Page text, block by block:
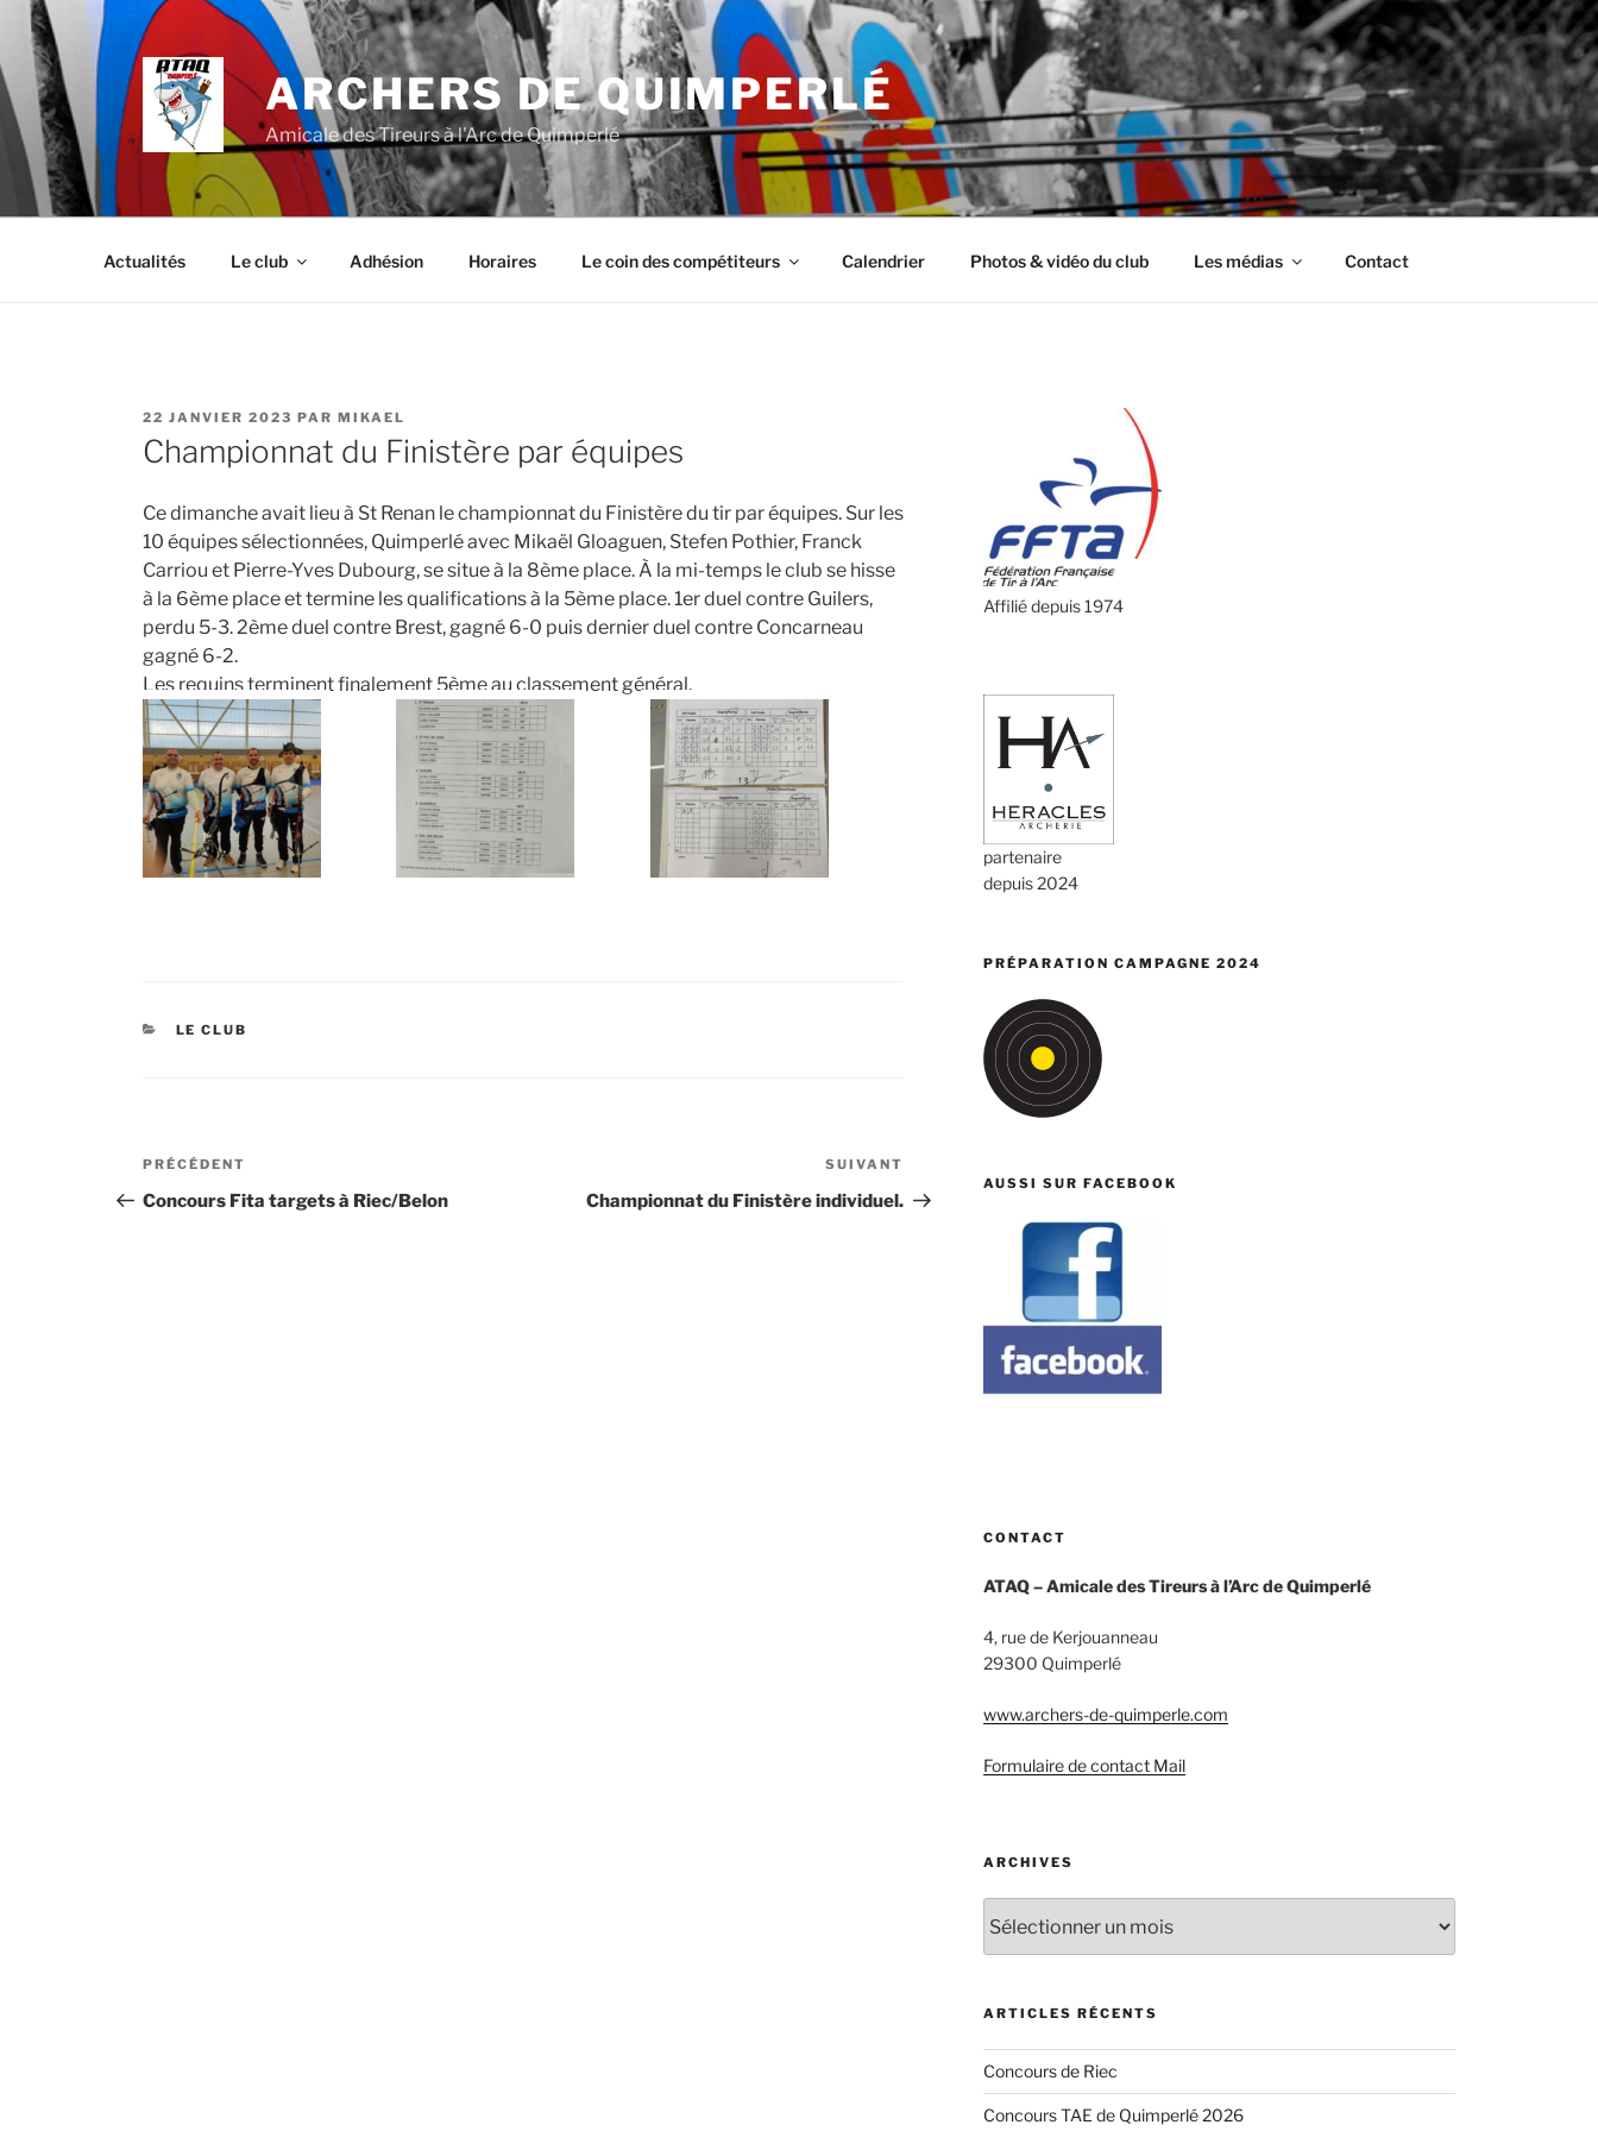
Aller
contenu
principal
ARCHERS DE QUIMPERLÉ
Amicale des Tireurs à l'Arc de Quimperlé
Actualités Le club Adhésion Horaires Le coin des compétiteurs Calendrier Photos & vidéo du club Les médias Contact
PUBLIÉ
LE
22 JANVIER 2023 PAR MIKAEL
Championnat du Finistère par équipes
Ce dimanche avait lieu à St Renan le championnat du Finistère du tir par équipes. Sur les
10 équipes sélectionnées, Quimperlé avec Mikaël Gloaguen, Stefen Pothier, Franck
Carriou et Pierre-Yves Dubourg, se situe à la 8ème place. À la mi-temps le club se hisse
à la 6ème place et termine les qualifications à la 5ème place. 1er duel contre Guilers,
perdu 5-3. 2ème duel contre Brest, gagné 6-0 puis dernier duel contre Concarneau
gagné 6-2.
Les requins terminent finalement 5ème au classement général.
CATÉGORIES
LE CLUB
Navigation
de
Article
précédent
PRÉCÉDENT
Concours Fita targets à Riec/Belon
suivant
SUIVANT
Championnat du Finistère individuel.
Affilié depuis 1974
partenaire
depuis 2024
PRÉPARATION CAMPAGNE 2024
AUSSI SUR FACEBOOK
CONTACT
ATAQ – Amicale des Tireurs à l’Arc de Quimperlé
4, rue de Kerjouanneau
29300 Quimperlé
www.archers-de-quimperle.com
Formulaire de contact Mail
ARCHIVES
ARTICLES RÉCENTS
Concours de Riec
Concours TAE de Quimperlé 2026